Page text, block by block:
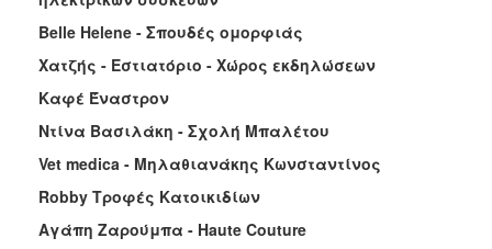
Belle Helene - Σπουδές ομορφιάς
Χατζής - Εστιατόριο - Χώρος εκδηλώσεων
Καφέ Έναστρον
Ντίνα Βασιλάκη - Σχολή Μπαλέτου
Vet medica - Μηλαθιανάκης Κωνσταντίνος
Robby Τροφές Κατοικιδίων
Αγάπη Ζαρούμπα - Haute Couture